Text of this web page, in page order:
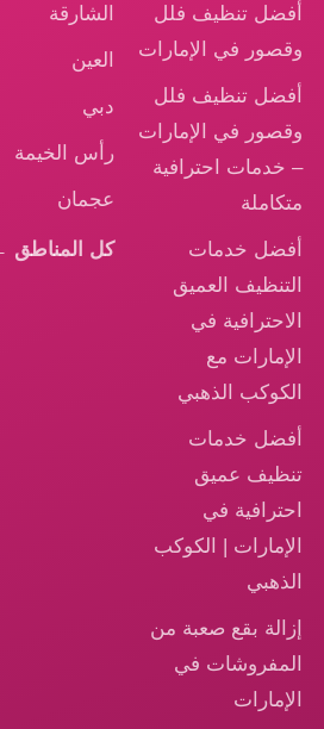
أفضل تنظيف فلل
وقصور في الإمارات
أفضل تنظيف فلل
وقصور في الإمارات
– خدمات احترافية
متكاملة
أفضل خدمات
التنظيف العميق
الاحترافية في
الإمارات مع
الكوكب الذهبي
أفضل خدمات
تنظيف عميق
احترافية في
الإمارات | الكوكب
الذهبي
إزالة بقع صعبة من
المفروشات في
الإمارات
الشارقة
العين
دبي
رأس الخيمة
عجمان
كل المناطق